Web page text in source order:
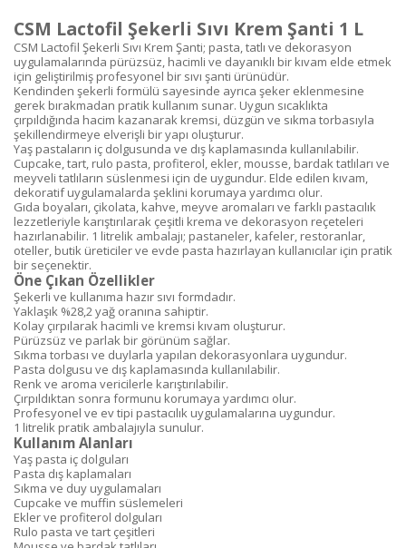
CSM Lactofil Şekerli Sıvı Krem Şanti 1 L
CSM Lactofil Şekerli Sıvı Krem Şanti; pasta, tatlı ve dekorasyon
uygulamalarında pürüzsüz, hacimli ve dayanıklı bir kıvam elde etmek
için geliştirilmiş profesyonel bir sıvı şanti ürünüdür.
Kendinden şekerli formülü sayesinde ayrıca şeker eklenmesine
gerek bırakmadan pratik kullanım sunar. Uygun sıcaklıkta
çırpıldığında hacim kazanarak kremsi, düzgün ve sıkma torbasıyla
şekillendirmeye elverişli bir yapı oluşturur.
Yaş pastaların iç dolgusunda ve dış kaplamasında kullanılabilir.
Cupcake, tart, rulo pasta, profiterol, ekler, mousse, bardak tatlıları ve
meyveli tatlıların süslenmesi için de uygundur. Elde edilen kıvam,
dekoratif uygulamalarda şeklini korumaya yardımcı olur.
Gıda boyaları, çikolata, kahve, meyve aromaları ve farklı pastacılık
lezzetleriyle karıştırılarak çeşitli krema ve dekorasyon reçeteleri
hazırlanabilir. 1 litrelik ambalajı; pastaneler, kafeler, restoranlar,
oteller, butik üreticiler ve evde pasta hazırlayan kullanıcılar için pratik
bir seçenektir.
Öne Çıkan Özellikler
Şekerli ve kullanıma hazır sıvı formdadır.
Yaklaşık %28,2 yağ oranına sahiptir.
Kolay çırpılarak hacimli ve kremsi kıvam oluşturur.
Pürüzsüz ve parlak bir görünüm sağlar.
Sıkma torbası ve duylarla yapılan dekorasyonlara uygundur.
Pasta dolgusu ve dış kaplamasında kullanılabilir.
Renk ve aroma vericilerle karıştırılabilir.
Çırpıldıktan sonra formunu korumaya yardımcı olur.
Profesyonel ve ev tipi pastacılık uygulamalarına uygundur.
1 litrelik pratik ambalajıyla sunulur.
Kullanım Alanları
Yaş pasta iç dolguları
Pasta dış kaplamaları
Sıkma ve duy uygulamaları
Cupcake ve muffin süslemeleri
Ekler ve profiterol dolguları
Rulo pasta ve tart çeşitleri